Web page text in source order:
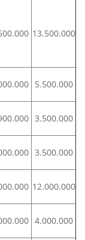
13.500.000
5.500.000
3.500.000
3.500.000
12.000.000
4.000.000